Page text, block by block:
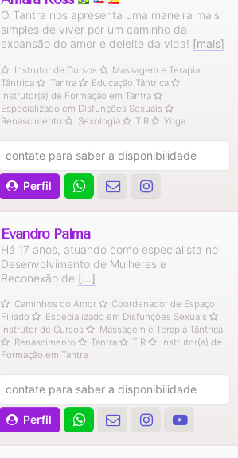
O Tantra nos apresenta uma maneira mais
simples de viver por um caminho da
expansão do amor e deleite da vida! [mais]
Instrutor de Cursos
Massagem e Terapia
Tântrica
Tantra
Educação Tântrica
Instrutor(a) de Formação em Tantra
Especializado em Disfunções Sexuais
Renascimento
Sexologia TIR Yoga
Perfil
contate para saber a disponibilidade
Evandro Palma
Há 17 anos, atuando como especialista no
Desenvolvimento de Mulheres e
Reconexão de [...]
Caminhos do Amor
Coordenador de Espaço
Filiado
Especializado em Disfunções Sexuais
Instrutor de Cursos
Massagem e Terapia Tântrica
Renascimento
Tantra TIR
Instrutor(a) de
Formação em Tantra
Perfil
contate para saber a disponibilidade